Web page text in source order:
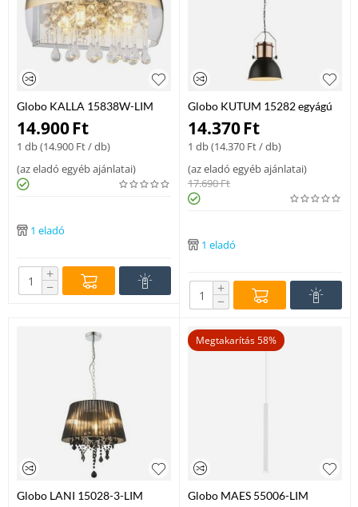
Globo KALLA 15838W-LIM
mennyezeti lámpa sárgaréz
fém 2 * G9 max. 28 W G9 IP20
14.900Ft
1 db (14.900 Ft/ db)
(az eladó egyéb ajánlatai)
1 eladó
+
−
Globo KUTUM 15282 egyágú
függeszték réz fém 1 * E27 max.
40 W E27 IP20
14.370Ft
1 db (14.370 Ft/ db)
(az eladó egyéb ajánlatai)
17.690Ft
1 eladó
+
−
Globo LANI 15028-3-LIM
Megtakarítás 58%
Globo MAES 55006-LIM